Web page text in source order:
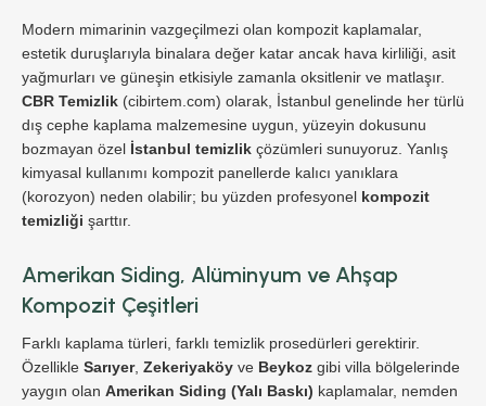
Modern mimarinin vazgeçilmezi olan kompozit kaplamalar,
estetik duruşlarıyla binalara değer katar ancak hava kirliliği, asit
yağmurları ve güneşin etkisiyle zamanla oksitlenir ve matlaşır.
CBR Temizlik (cibirtem.com) olarak, İstanbul genelinde her türlü
dış cephe kaplama malzemesine uygun, yüzeyin dokusunu
bozmayan özel İstanbul temizlik çözümleri sunuyoruz. Yanlış
kimyasal kullanımı kompozit panellerde kalıcı yanıklara
(korozyon) neden olabilir; bu yüzden profesyonel kompozit
temizliği şarttır.
Amerikan Siding, Alüminyum ve Ahşap
Kompozit Çeşitleri
Farklı kaplama türleri, farklı temizlik prosedürleri gerektirir.
Özellikle Sarıyer, Zekeriyaköy ve Beykoz gibi villa bölgelerinde
yaygın olan Amerikan Siding (Yalı Baskı) kaplamalar, nemden